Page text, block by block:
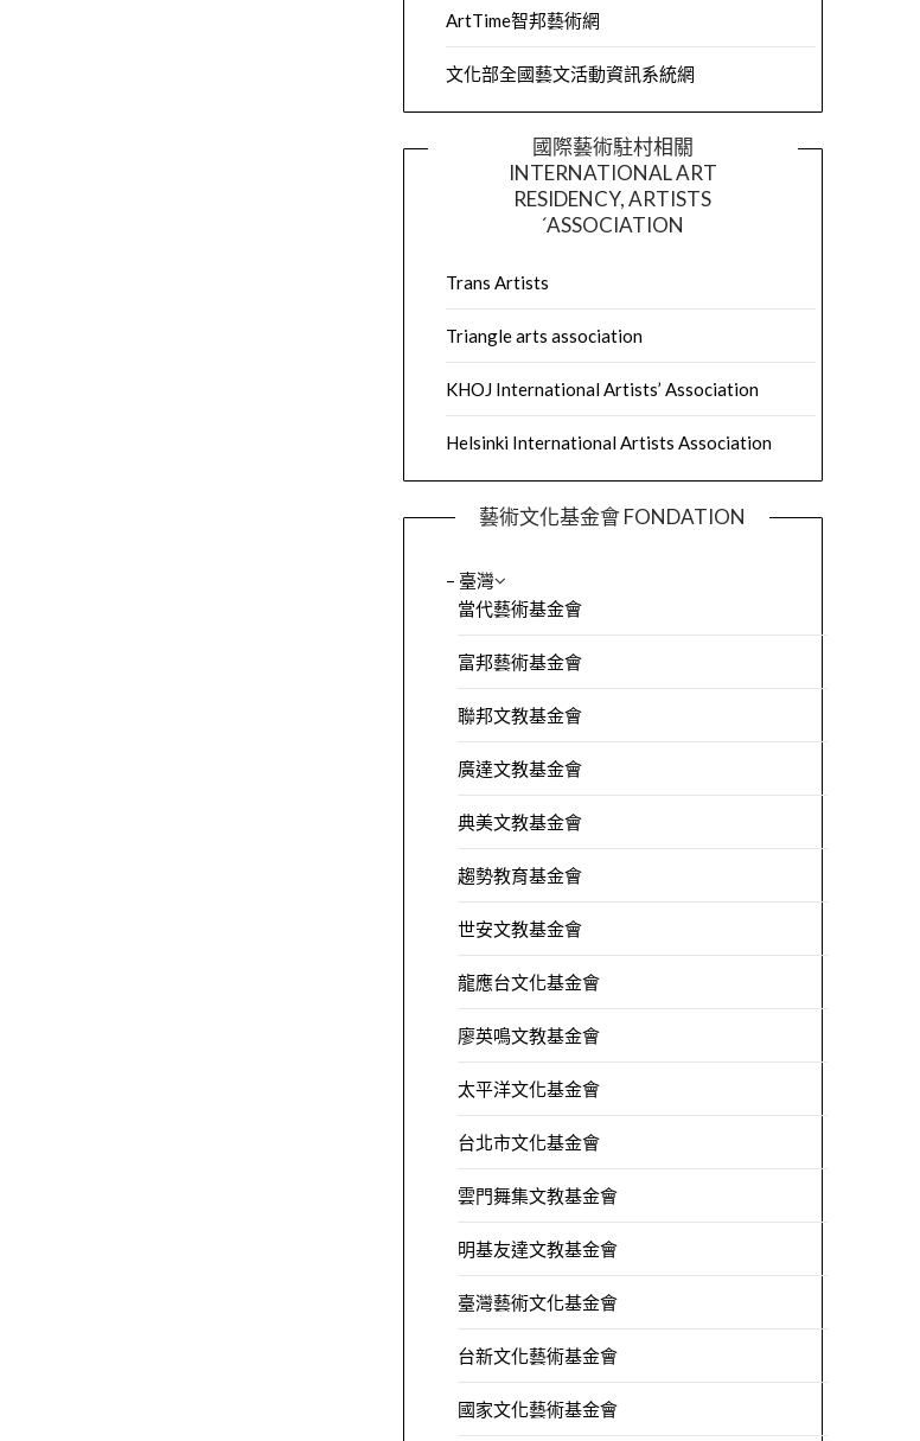
ArtTime智邦藝術網
文化部全國藝文活動資訊系統網
國際藝術駐村相關
INTERNATIONAL ART
RESIDENCY, ARTISTS
´ASSOCIATION
Trans Artists
Triangle arts association
KHOJ International Artists’ Association
Helsinki International Artists Association
藝術文化基金會 FONDATION
– 臺灣
當代藝術基金會
富邦藝術基金會
聯邦文教基金會
廣達文教基金會
典美文教基金會
趨勢教育基金會
世安文教基金會
龍應台文化基金會
廖英鳴文教基金會
太平洋文化基金會
台北市文化基金會
雲門舞集文教基金會
明基友達文教基金會
臺灣藝術文化基金會
台新文化藝術基金會
國家文化藝術基金會